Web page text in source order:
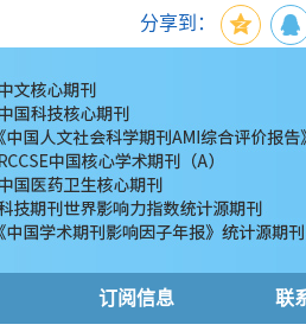
分享到：
订阅信息 联